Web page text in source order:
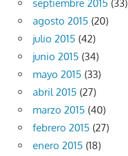
septiembre 2015 (33)
agosto 2015 (20)
julio 2015 (42)
junio 2015 (34)
mayo 2015 (33)
abril 2015 (27)
marzo 2015 (40)
febrero 2015 (27)
enero 2015 (18)